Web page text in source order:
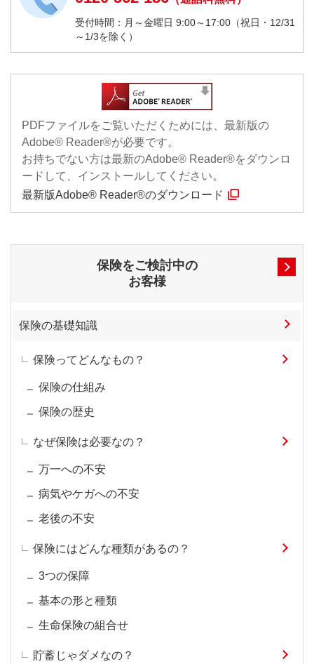
受付時間：月～金曜日 9:00～17:00（祝日・12/31
～1/3を除く）
PDFファイルをご覧いただくためには、最新版の
Adobe® Reader®が必要です。
お持ちでない方は最新のAdobe® Reader®をダウンロ
ードして、インストールしてください。
最新版Adobe® Reader®のダウンロード
保険をご検討中の
お客様
保険の基礎知識
保険ってどんなもの？
保険の仕組み
保険の歴史
なぜ保険は必要なの？
万一への不安
病気やケガへの不安
老後の不安
保険にはどんな種類があるの？
3つの保障
基本の形と種類
生命保険の組合せ
貯蓄じゃダメなの？